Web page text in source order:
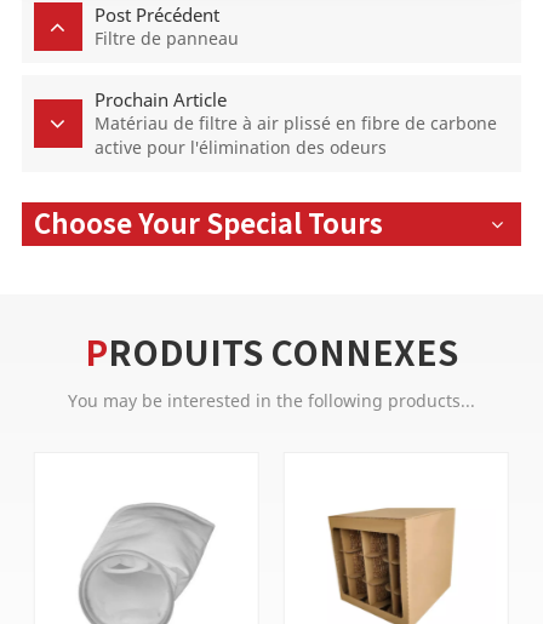
Post Précédent
Filtre de panneau
Prochain Article
Matériau de filtre à air plissé en fibre de carbone
active pour l'élimination des odeurs
Choose Your Special Tours
PRODUITS CONNEXES
You may be interested in the following products...